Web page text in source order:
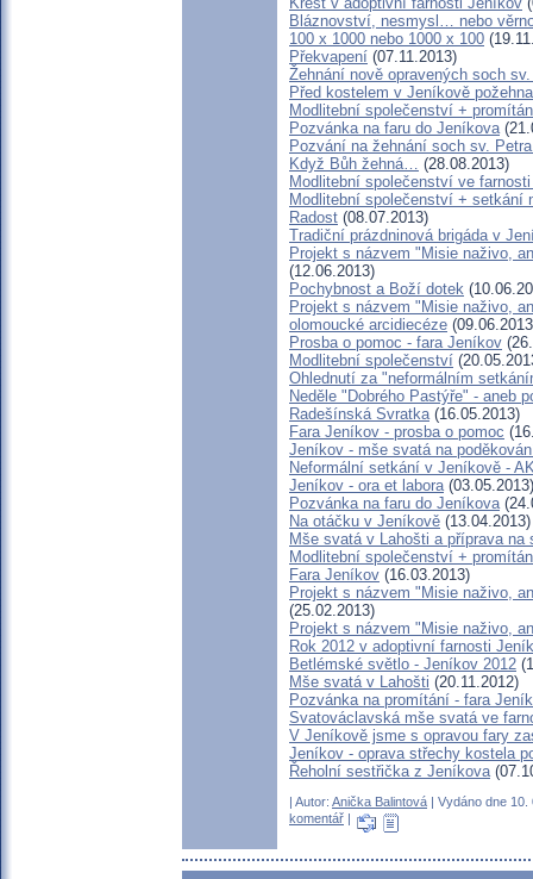
Bláznovství, nesmysl… nebo
100 x 1000 nebo 1000 x 100
Překvapení (07.11.2013)
Žehnání nově opravených soch
Před kostelem v Jeníkově
Modlitební společenství +
Pozvánka na faru do Jeníkova
Pozvání na žehnání soch sv.
Když Bůh žehná… (28.08.2013)
Modlitební společenství ve
Modlitební společenství + setkání
Radost (08.07.2013)
Tradiční prázdninová brigáda v
Projekt s názvem "Misie naživo,
(12.06.2013)
Pochybnost a Boží dotek
Projekt s názvem "Misie naživo,
olomoucké arcidiecéze
Prosba o pomoc - fara Jeníkov
Modlitební společenství
Ohlednutí za "neformálním
Neděle "Dobrého Pastýře" - aneb
Radešínská Svratka(16.05.2013)
Fara Jeníkov - prosba o pomoc
Jeníkov - mše svatá na
Neformální setkání v Jeníkově -
Jeníkov - ora et labora(03.05.2013)
Pozvánka na faru do Jeníkova
Na otáčku v Jeníkově (13.04.2013)
Mše svatá v Lahošti a příprava
Modlitební společenství +
Fara Jeníkov (16.03.2013)
Projekt s názvem "Misie naživo,
(25.02.2013)
Projekt s názvem "Misie naživo,
Rok 2012 v adoptivní farnosti
Betlémské světlo - Jeníkov 2012
Mše svatá v Lahošti (20.11.2012)
Pozvánka na promítání - fara
Svatováclavská mše svatá ve
V Jeníkově jsme s opravou fary
Jeníkov - oprava střechy kostela
Řeholní sestřička z Jeníkova
| Autor: Anička Balintová | Vydáno dne
komentář |